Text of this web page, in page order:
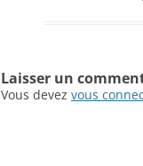
Laisser un
Vous devez vous